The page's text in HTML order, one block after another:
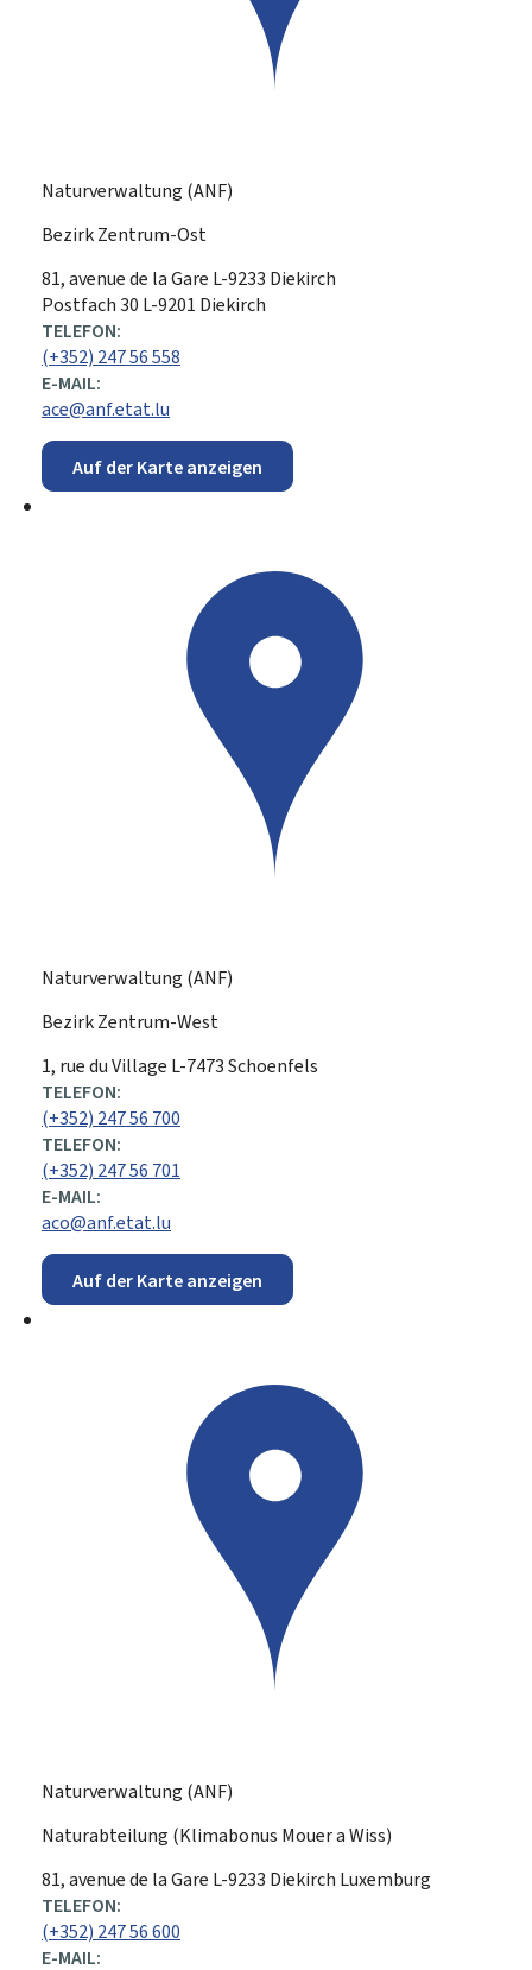
Naturverwaltung (ANF)
Bezirk Zentrum-Ost
ADRESSE:
81, avenue de la Gare L-9233 Diekirch
Postfach 30 L-9201 Diekirch
TELEFON:
(+352) 247 56 558
E-MAIL:
ace@anf.etat.lu
Auf der Karte anzeigen
Naturverwaltung (ANF)
Bezirk Zentrum-West
ADRESSE:
1, rue du Village L-7473Schoenfels
TELEFON:
(+352) 247 56 700
TELEFON:
(+352) 247 56 701
E-MAIL:
aco@anf.etat.lu
Auf der Karte anzeigen
Naturverwaltung (ANF)
Naturabteilung (Klimabonus Mouer a Wiss)
ADRESSE:
81, avenue de la Gare L-9233 Diekirch Luxemburg
TELEFON:
(+352) 247 56 600
E-MAIL: